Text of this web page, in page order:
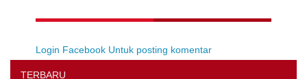
Login Facebook Untuk posting komentar
TERBARU